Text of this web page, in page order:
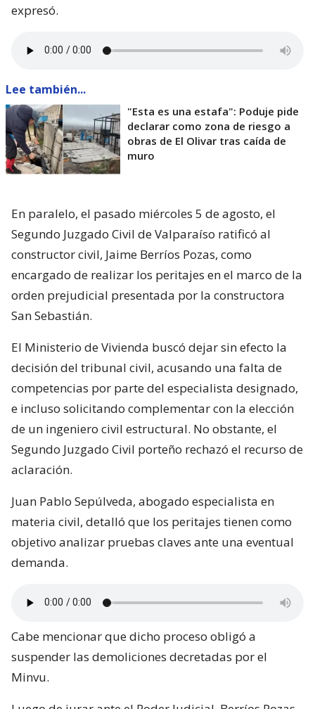
expresó.
Lee también...
"Esta es una estafa": Poduje pide
declarar como zona de riesgo a
obras de El Olivar tras caída de
muro
En paralelo, el pasado miércoles 5 de agosto, el
Segundo Juzgado Civil de Valparaíso ratificó al
constructor civil, Jaime Berríos Pozas, como
encargado de realizar los peritajes en el marco de la
orden prejudicial presentada por la constructora
San Sebastián.
El Ministerio de Vivienda buscó dejar sin efecto la
decisión del tribunal civil, acusando una falta de
competencias por parte del especialista designado,
e incluso solicitando complementar con la elección
de un ingeniero civil estructural. No obstante, el
Segundo Juzgado Civil porteño rechazó el recurso de
aclaración.
Juan Pablo Sepúlveda, abogado especialista en
materia civil, detalló que los peritajes tienen como
objetivo analizar pruebas claves ante una eventual
demanda.
Cabe mencionar que dicho proceso obligó a
suspender las demoliciones decretadas por el
Minvu.